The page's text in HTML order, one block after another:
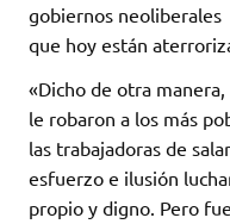
gobiernos neoliberales
que hoy están
«Dicho de otra
le robaron a los más
las trabajadoras de
esfuerzo e ilusión
propio y digno. Pero